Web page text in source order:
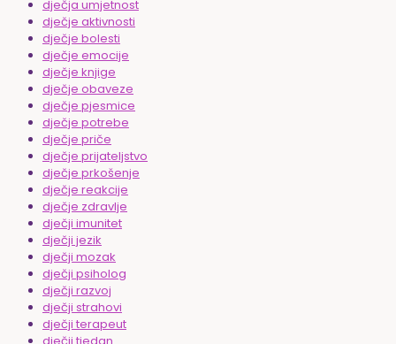
dječja umjetnost
dječje aktivnosti
dječje bolesti
dječje emocije
dječje knjige
dječje obaveze
dječje pjesmice
dječje potrebe
dječje priče
dječje prijateljstvo
dječje prkošenje
dječje reakcije
dječje zdravlje
dječji imunitet
dječji jezik
dječji mozak
dječji psiholog
dječji razvoj
dječji strahovi
dječji terapeut